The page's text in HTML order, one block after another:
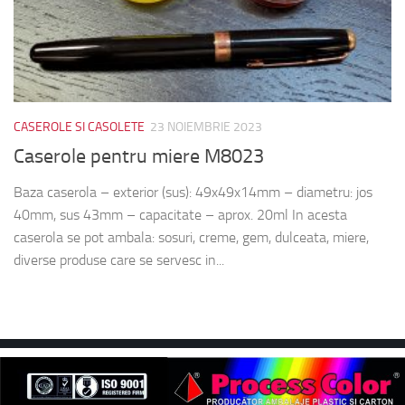
CASEROLE SI CASOLETE 23 NOIEMBRIE 2023
Caserole pentru miere M8023
Baza caserola – exterior (sus): 49x49x14mm – diametru: jos
40mm, sus 43mm – capacitate – aprox. 20ml In acesta
caserola se pot ambala: sosuri, creme, gem, dulceata, miere,
diverse produse care se servesc in...